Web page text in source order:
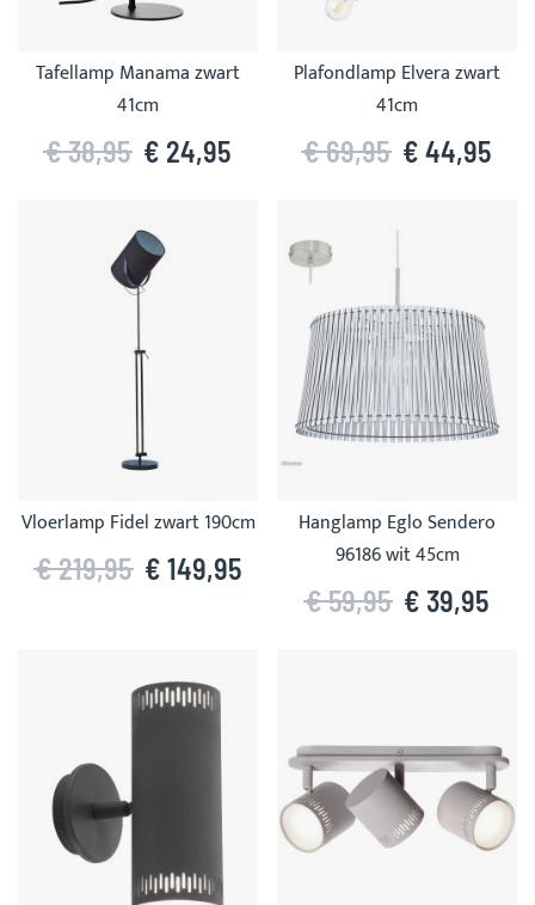
Tafellamp Manama zwart
41cm
€ 24,95
€ 38,95
Plafondlamp Elvera zwart
41cm
€ 44,95
€ 69,95
Vloerlamp Fidel zwart 190cm
€ 149,95
€ 219,95
Hanglamp Eglo Sendero
96186 wit 45cm
€ 39,95
€ 59,95